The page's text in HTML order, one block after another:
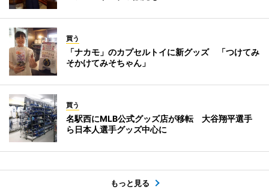
買う
「ナカモ」のカプセルトイに新グッズ 「つけてみ
そかけてみそちゃん」
買う
名駅西にMLB公式グッズ店が移転 大谷翔平選手
ら日本人選手グッズ中心に
もっと見る